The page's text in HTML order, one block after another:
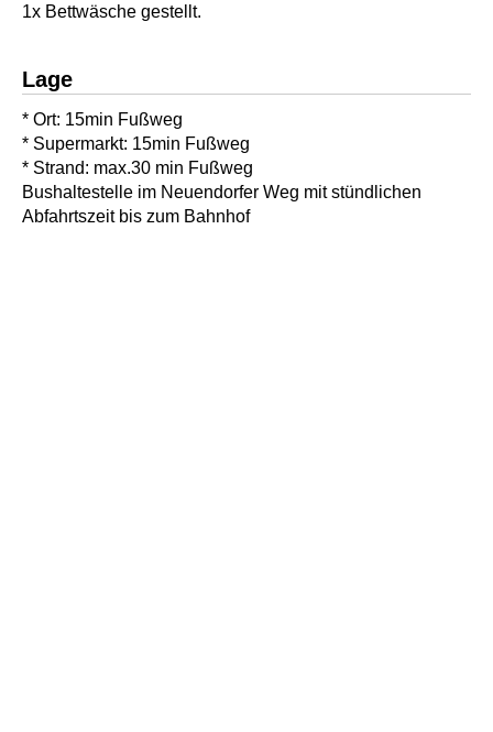
1x Bettwäsche gestellt.
Lage
* Ort: 15min Fußweg
* Supermarkt: 15min Fußweg
* Strand: max.30 min Fußweg
Bushaltestelle im Neuendorfer Weg mit stündlichen
Abfahrtszeit bis zum Bahnhof